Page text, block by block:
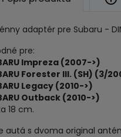
adaptér pre Subaru -
pre:
Impreza (2007->)
Forester III. (SH) (3/
Legacy (2010->)
Outback (2010->)
18 cm.
autá s dvoma original